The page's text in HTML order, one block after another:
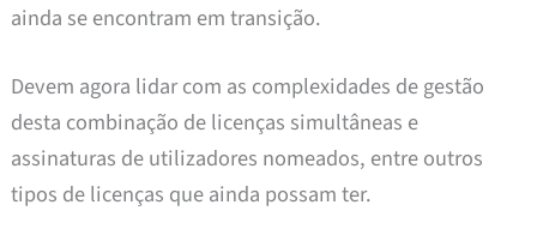
ainda se encontram em transição.
Devem agora lidar com as complexidades de gestão
desta combinação de licenças simultâneas e
assinaturas de utilizadores nomeados, entre outros
tipos de licenças que ainda possam ter.